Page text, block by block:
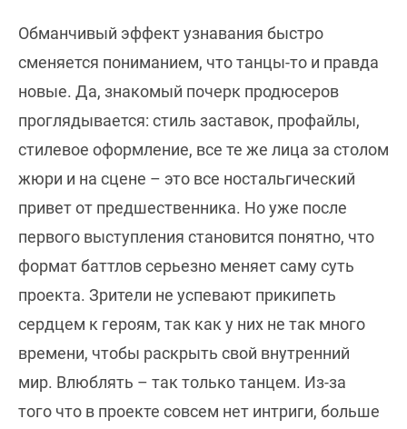
Обманчивый эффект узнавания быстро
сменяется пониманием, что танцы-то и правда
новые. Да, знакомый почерк продюсеров
проглядывается: стиль заставок, профайлы,
стилевое оформление, все те же лица за столом
жюри и на сцене – это все ностальгический
привет от предшественника. Но уже после
первого выступления становится понятно, что
формат баттлов серьезно меняет саму суть
проекта. Зрители не успевают прикипеть
сердцем к героям, так как у них не так много
времени, чтобы раскрыть свой внутренний
мир. Влюблять – так только танцем. Из-за
того что в проекте совсем нет интриги, больше